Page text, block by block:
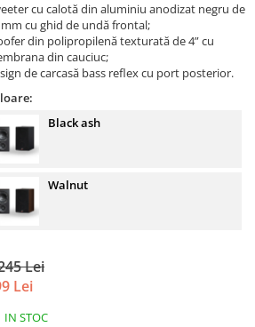
cu calotă din aluminiu anodizat negru de
mm cu ghid de undă frontal;
din polipropilenă texturată de 4” cu
din cauciuc;
de carcasă bass reflex cu port posterior.
Black ash
Walnut
Lei
Lei
IN STOC